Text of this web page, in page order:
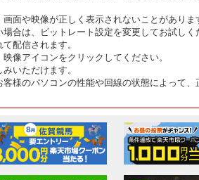
面や映像が正しく表示されないことがありま
合は、ビットレート設定を変更してお試しく
配信されます。
像アイコンをクリックしてください。
いただけます。
客様のパソコンの性能や回線の状態によって